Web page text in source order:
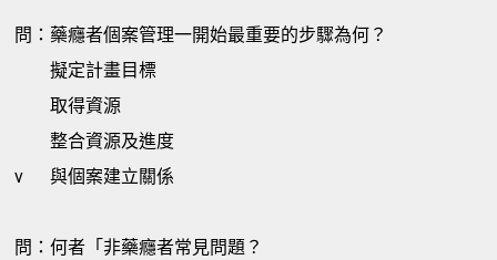
問：藥癮者個案管理一開始最重要的步驟為何？
擬定計畫目標
取得資源
整合資源及進度
v
與個案建立關係
問：何者「非藥癮者常見問題？